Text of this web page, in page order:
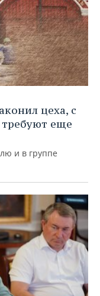
цеха, с
еще
и в группе